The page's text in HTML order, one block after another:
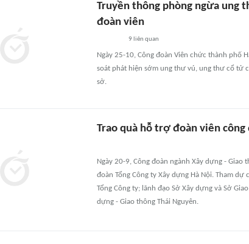
Truyền thông phòng ngừa ung
đoàn viên
9 liên quan
Ngày 25-10, Công đoàn Viên chức thành
soát phát hiện sớm ung thư vú, ung thư cổ tử
sở.
Trao quà hỗ trợ đoàn viên
Ngày 20-9, Công đoàn ngành Xây dựng -
đoàn Tổng Công ty Xây dựng Hà Nội. Tham dự
Tổng Công ty; lãnh đạo Sở Xây dựng và Sở
dựng - Giao thông Thái Nguyên.